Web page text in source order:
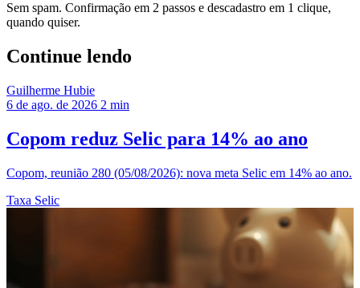
Sem spam. Confirmação em 2 passos e descadastro em 1 clique,
quando quiser.
Continue lendo
Guilherme Hubie
6 de ago. de 2026 2 min
Copom reduz Selic para 14% ao ano
Copom, reunião 280 (05/08/2026): nova meta Selic em 14% ao ano.
Taxa Selic